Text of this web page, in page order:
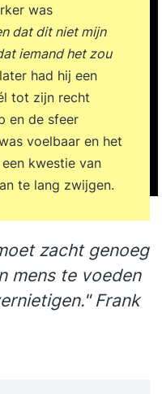
wat je helpt om je
te brengen. Dit
cursus
je zicht op je
die je direct kunt
effectief vragen
begrenzen en
diepgaande
direct resultaat in
rust en
Deze training
authentieker wil
en
was
dat dit niet mijn
iemand het zou
had hij een
tot zijn recht
en de sfeer
voelbaar en het
kwestie van
te lang zwijgen.
zacht genoeg
mens te voeden
Frank